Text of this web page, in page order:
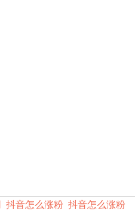
抖音怎么涨粉 抖音怎么涨粉